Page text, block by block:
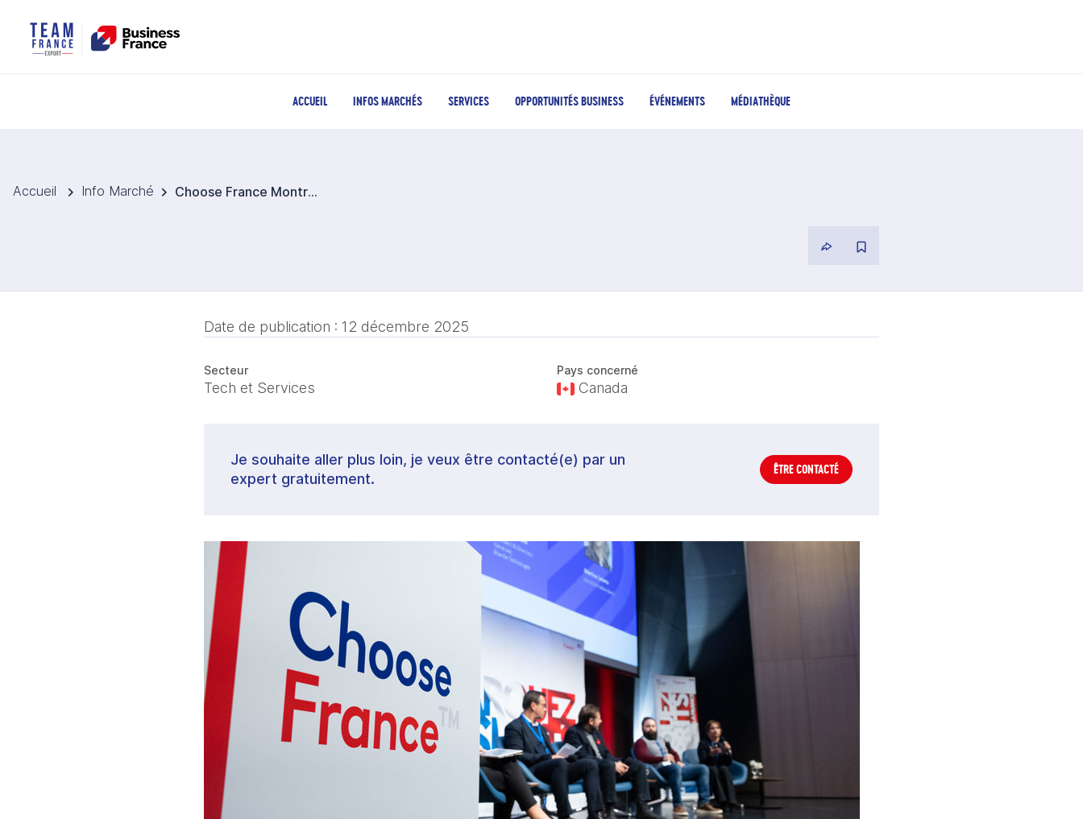
ACCUEIL INFOS MARCHÉS SERVICES OPPORTUNITÉS BUSINESS ÉVÉNEMENTS MÉDIATHÈQUE
Accueil Info Marché Choose France Montréal, un premier forum qui confirme le rapprochement France - Québec
Date de publication : 12 décembre 2025
Secteur
Tech et Services
Pays concerné
Canada
Je souhaite aller plus loin, je veux être contacté(e) par un
expert gratuitement.
ÊTRE CONTACTÉ